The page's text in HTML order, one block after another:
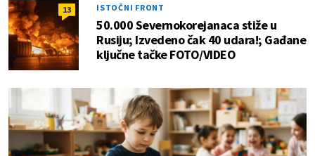
13 ISTOČNI FRONT
50.000 Severnokorejanaca stiže u
Rusiju; Izvedeno čak 40 udara!; Gađane
ključne tačke FOTO/VIDEO